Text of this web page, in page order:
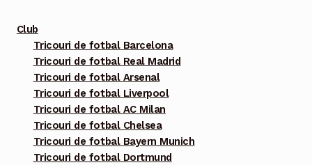
Club
Tricouri de fotbal Barcelona
Tricouri de fotbal Real Madrid
Tricouri de fotbal Arsenal
Tricouri de fotbal Liverpool
Tricouri de fotbal AC Milan
Tricouri de fotbal Chelsea
Tricouri de fotbal Bayern Munich
Tricouri de fotbal Dortmund